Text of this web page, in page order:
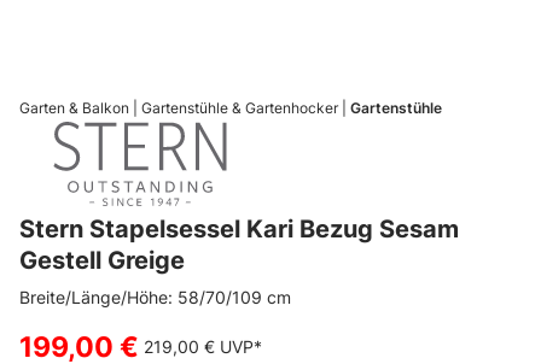
Garten & Balkon Gartenstühle & Gartenhocker Gartenstühle
Stern Stapelsessel Kari Bezug Sesam
Gestell Greige
Breite/Länge/Höhe: 58/70/109 cm
199,00 € 219,00 € UVP*